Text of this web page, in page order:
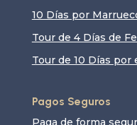
10 Días por
Tour de 4 Días de
Tour de 10 Días
Pagos Seguros
Paga de forma